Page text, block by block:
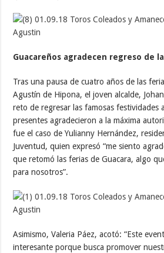
Guacareños agradecen regreso de
Tras una pausa de cuatro años de las
Agustín de Hipona, el joven alcalde,
reto de regresar las famosas festividades
presentes agradecieron a la máxima
fue el caso de Yulianny Hernández,
Juventud, quien expresó “me siento
que retomó las ferias de Guacara, algo
para nosotros”.
Asimismo, Valeria Páez, acotó: “Este
interesante porque busca promover